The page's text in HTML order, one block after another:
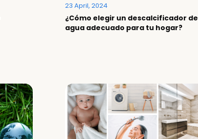
23 April, 2024
¿Cómo elegir un descalcificador de
agua adecuado para tu hogar?